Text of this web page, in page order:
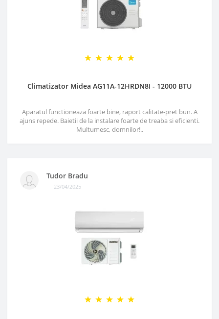
Climatizator Midea AG11A-12HRDN8I - 12000 BTU
Aparatul functioneaza foarte bine, raport calitate-pret bun. A
ajuns repede. Baietii de la instalare foarte de treaba si eficienti.
Multumesc, domnilor!..
Tudor Bradu
23/04/2025